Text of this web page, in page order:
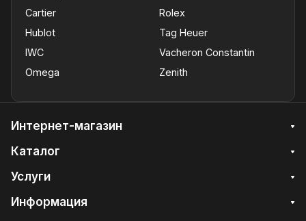
Cartier
Hublot
IWC
Omega
Rolex
Tag Heuer
Vacheron Constantin
Zenith
Интернет-магазин
Каталог
Услуги
Информация